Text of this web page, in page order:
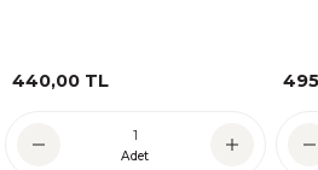
440,00 TL
Adet